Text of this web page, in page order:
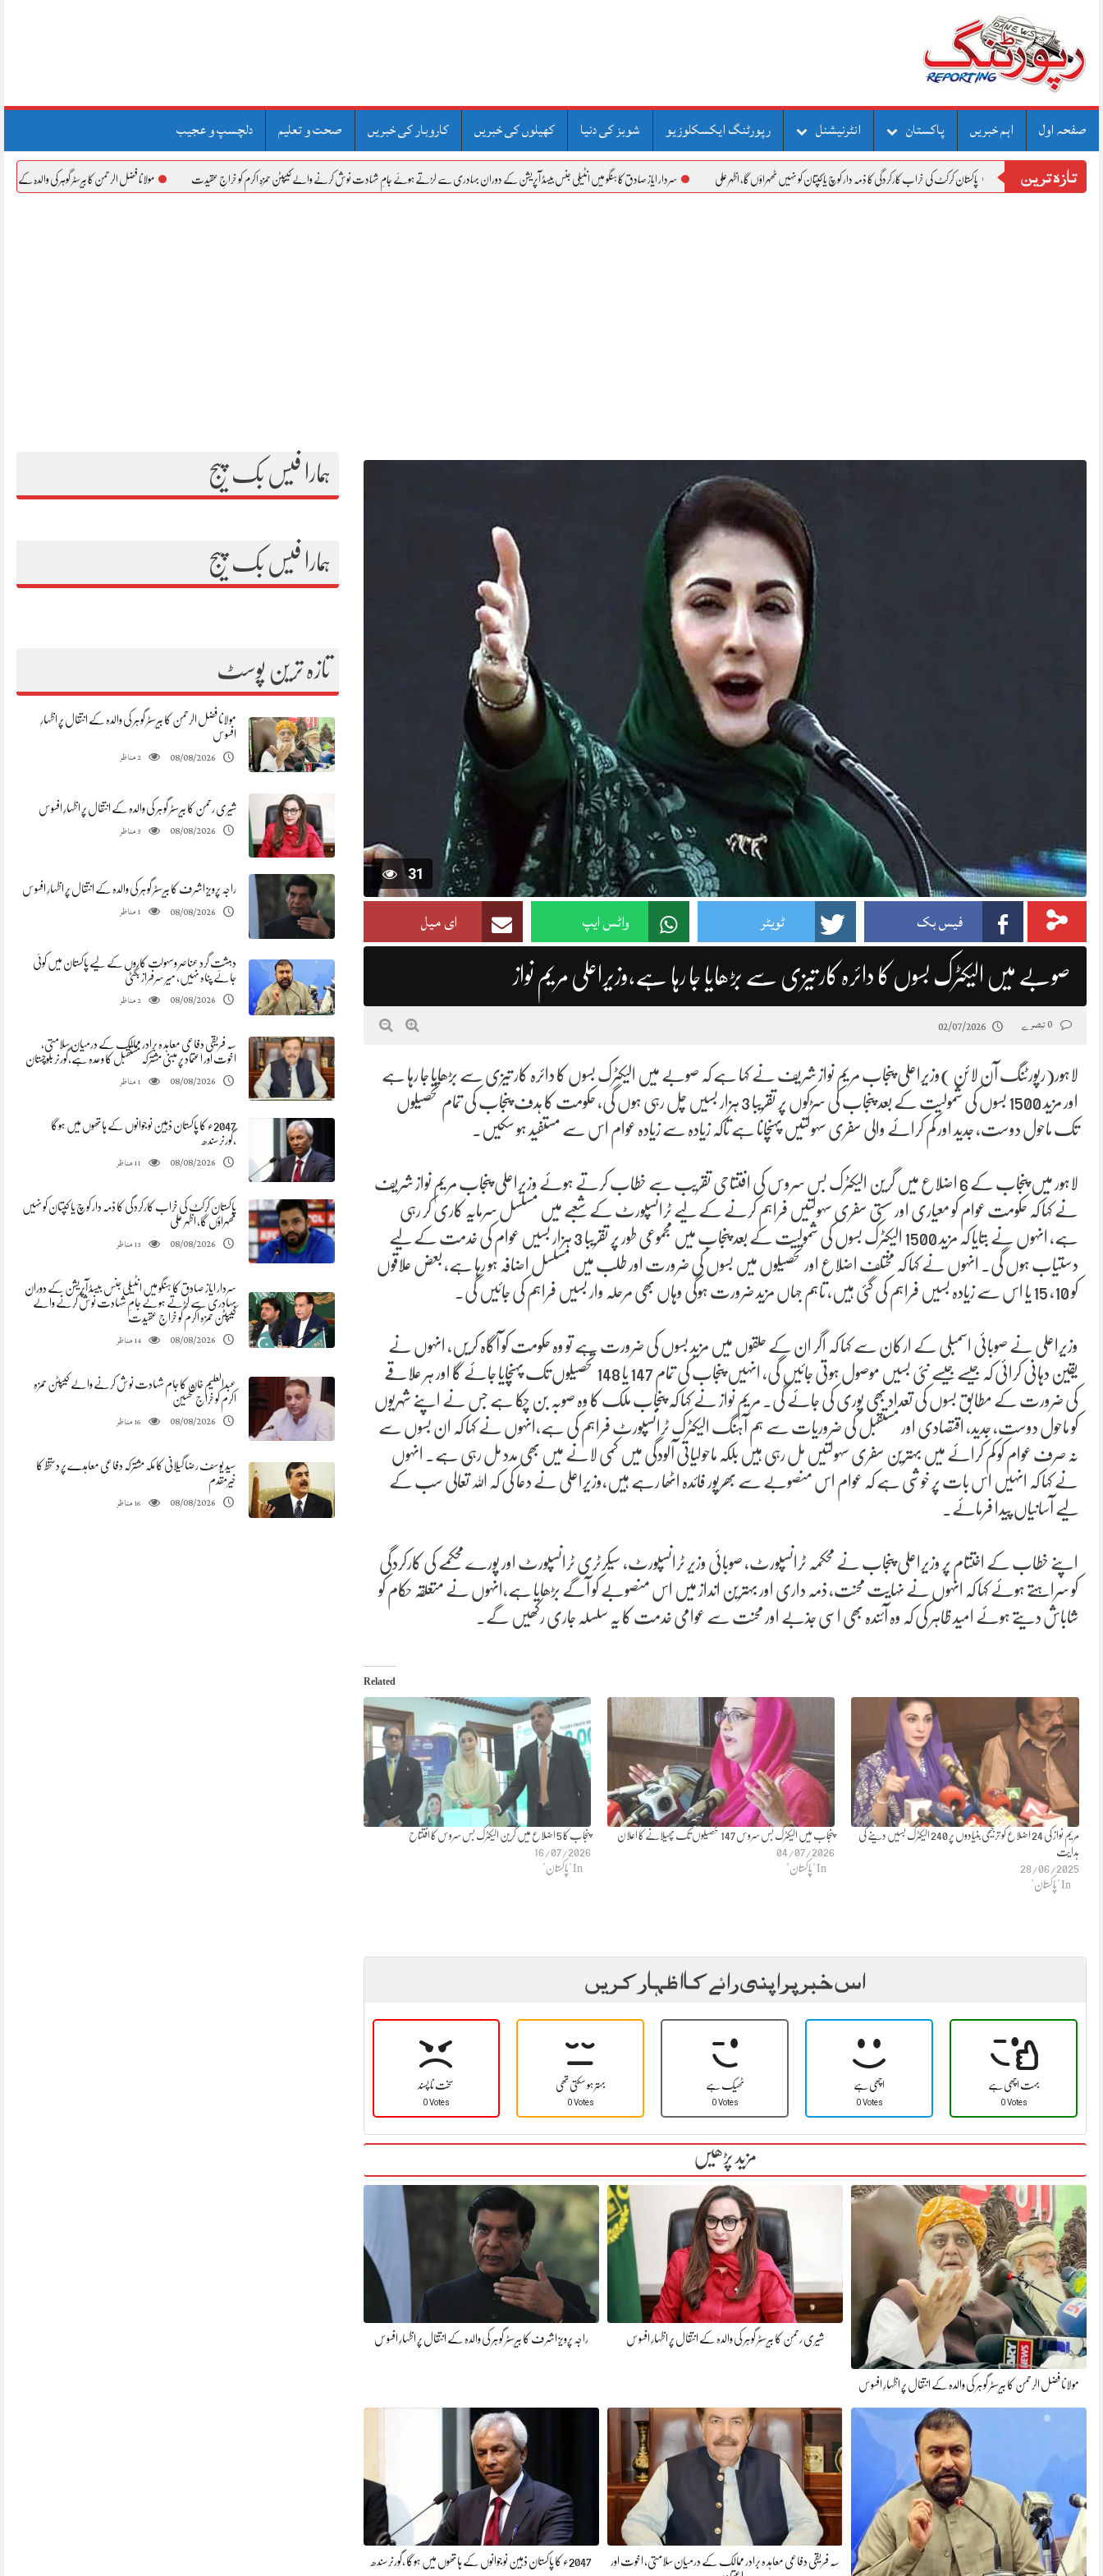
صفحہ اول اہم خبریں پاکستان انٹرنیشنل رپورٹنگ ایکسکلوزیو شوبز کی دنیا کھیلوں کی خبریں کاروبار کی خبریں صحت و تعلیم دلچسپ و عجیب
تازہ ترینپاکستان کرکٹ کی خراب کارکردگی کا ذمہ دار کوچ یا کپتان کو نہیں ٹھہراؤں گا، اظہر علی سردار ایاز صادق کا ہنگو میں انٹیلی جنس بیسڈ آپریشن کے دوران بہادری سے لڑتے ہوئے جامِ شہادت نوش کرنے والے کیپٹن حمزہ اکرم کو خراجِ عقیدت مولانا فضل الرحمن کا بیرسٹر گوہر کی والدہ کے انتقال پر اظہارِ افسوس
ہمارا فیس بک پیج
ہمارا فیس بک پیج
تازہ ترین پوسٹ
مولانا فضل الرحمن کا بیرسٹر گوہر کی والدہ کے انتقال پر اظہارِ
افسوس
08/08/2026
2مناظر
شیری رحمن کا بیرسٹر گوہر کی والدہ کے انتقال پر اظہارِ افسوس
08/08/2026
3مناظر
راجہ پرویز اشرف کا بیرسٹر گوہر کی والدہ کے انتقال پر اظہارِ افسوس
08/08/2026
1مناظر
دہشت گرد عناصر وسہولت کاروں کے لیے پاکستان میں کوئی
جائے پناہ نہیں، میر سرفراز بگٹی
08/08/2026
2مناظر
سہ فریقی دفاعی معاہد ہ برادر ممالک کے درمیان سلامتی،
اخوت اور اعتماد پر مبنی مشترکہ مستقبل کا وعدہ ہے،گورنر بلوچستان
08/08/2026
1مناظر
2047ء کا پاکستان ذہین نوجوانوں کے ہاتھوں میں ہوگا
،گورنرسندھ
08/08/2026
11مناظر
پاکستان کرکٹ کی خراب کارکردگی کا ذمہ دار کوچ یا کپتان کو نہیں
ٹھہراؤں گا، اظہر علی
08/08/2026
13مناظر
سردار ایاز صادق کا ہنگو میں انٹیلی جنس بیسڈ آپریشن کے دوران
بہادری سے لڑتے ہوئے جامِ شہادت نوش کرنے والے
کیپٹن حمزہ اکرم کو خراجِ عقیدت
08/08/2026
14مناظر
عبدالعلیم خان کا جام شہادت نوش کرنے والے کیپٹن حمزہ
اکرم کو خراج تحسین
08/08/2026
16مناظر
سید یوسف رضا گیلانی کا مکہ مشترکہ دفاعی معاہدے پر دستخط کا
خیرمقدم
08/08/2026
16مناظر
31
فیس بک ٹویٹر واٹس ایپ ای میل
صوبے میں الیکٹرک بسوں کا دائرہ کار تیزی سے بڑھایا جا رہا ہے،وزیراعلی مریم نواز
02/07/2026
لاہور(رپورٹنگ آن لائن )وزیراعلی پنجاب مریم نواز شریف نے کہا ہے کہ صوبے میں الیکٹرک بسوں کا دائرہ کار تیزی سے بڑھایا جا رہا ہے
اور مزید 1500 بسوں کی شمولیت کے بعد پنجاب کی سڑکوں پر تقریبا 3 ہزار بسیں چل رہی ہوں گی، حکومت کا ہدف پنجاب کی تمام تحصیلوں
تک ماحول دوست، جدید اور کم کرائے والی سفری سہولتیں پہنچانا ہے تاکہ زیادہ سے زیادہ عوام اس سے مستفید ہو سکیں۔
لاہور میں پنجاب کے 6 اضلاع میں گرین الیکٹرک بس سروس کی افتتاحی تقریب سے خطاب کرتے ہوئے وزیراعلی پنجاب مریم نواز شریف
نے کہا کہ حکومت عوام کو معیاری اور سستی سفری سہولتیں فراہم کرنے کے لیے ٹرانسپورٹ کے شعبے میں مسلسل سرمایہ کاری کر رہی
ہے، انہوں نے بتایا کہ مزید 1500 الیکٹرک بسوں کی شمولیت کے بعد پنجاب میں مجموعی طور پر تقریبا 3 ہزار بسیں عوام کی خدمت کے لیے
دستیاب ہوں گی۔ انہوں نے کہا کہ مختلف اضلاع اور تحصیلوں میں بسوں کی ضرورت اور طلب میں مسلسل اضافہ ہو رہا ہے، بعض علاقوں
کو 10، 15 یا اس سے زیادہ بسیں فراہم کی گئی ہیں، تاہم جہاں مزید ضرورت ہوگی وہاں بھی مرحلہ وار بسیں فراہم کی جائیں گی۔
وزیراعلی نے صوبائی اسمبلی کے ارکان سے کہا کہ اگر ان کے حلقوں میں مزید بسوں کی ضرورت ہے تو وہ حکومت کو آگاہ کریں، انہوں نے
یقین دہانی کرائی کہ جیسے جیسے نئی بسیں موصول ہوتی جائیں گی، انہیں پنجاب کی تمام 147 یا 148 تحصیلوں تک پہنچایا جائے گا اور ہر علاقے
کی ضرورت کے مطابق بسوں کی تعداد بھی پوری کی جائے گی۔ مریم نواز نے کہا کہ پنجاب ملک کا وہ صوبہ بن چکا ہے جس نے اپنے شہریوں
کو ماحول دوست، جدید، اقتصادی اور مستقبل کی ضروریات سے ہم آہنگ الیکٹرک ٹرانسپورٹ فراہم کی ہے،انہوں نے کہا کہ ان بسوں سے
نہ صرف عوام کو کم کرائے میں بہترین سفری سہولتیں مل رہی ہیں بلکہ ماحولیاتی آلودگی میں کمی لانے میں بھی مدد مل رہی ہے۔ انہوں
نے کہا کہ انہیں اس بات پر خوشی ہے کہ عوام اس منصوبے سے بھرپور فائدہ اٹھا رہے ہیں،وزیراعلی نے دعا کی کہ اللہ تعالی سب کے
لیے آسانیاں پیدا فرمائے۔
اپنے خطاب کے اختتام پر وزیراعلی پنجاب نے محکمہ ٹرانسپورٹ، صوبائی وزیر ٹرانسپورٹ، سیکرٹری ٹرانسپورٹ اور پورے محکمے کی کارکردگی
کو سراہتے ہوئے کہا کہ انہوں نے نہایت محنت، ذمہ داری اور بہترین انداز میں اس منصوبے کو آگے بڑھایا ہے،انہوں نے متعلقہ حکام کو
شاباش دیتے ہوئے امید ظاہر کی کہ وہ آئندہ بھی اسی جذبے اور محنت سے عوامی خدمت کا یہ سلسلہ جاری رکھیں گے۔
Related
پنجاب کا 5 اضلاع میں گرین الیکٹرک بس سروس کا افتتاح
16/07/2026
In "پاکستان"
پنجاب میں الیکٹرک بس سروس 147 تحصیلوں تک پھیلانے کا اعلان
04/07/2026
In "پاکستان"
مریم نواز کی 24 اضلاع کو ترجیحی بنیادوں پر 240 الیکٹرک بسیں دینے کی
ہدایت
28/06/2025
In "پاکستان"
اس خبر پر اپنی رائے کا اظہار کریں
سخت نا پسند
0 Votes
بہتر ہو سکتی تھی
0 Votes
ٹھیک ہے
0 Votes
اچھی ہے
0 Votes
بہت اچھی ہے
0 Votes
مزید پڑھیں
مولانا فضل الرحمن کا بیرسٹر گوہر کی والدہ کے انتقال پر اظہارِ افسوس
شیری رحمن کا بیرسٹر گوہر کی والدہ کے انتقال پر اظہارِ افسوس راجہ پرویز اشرف کا بیرسٹر گوہر کی والدہ کے انتقال پر اظہارِ افسوس
سہ فریقی دفاعی معاہد ہ برادر ممالک کے درمیان سلامتی، اخوت اور
2047ء کا پاکستان ذہین نوجوانوں کے ہاتھوں میں ہوگا ،گورنرسندھ